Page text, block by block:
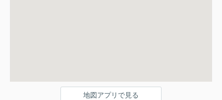
地図アプリで見る